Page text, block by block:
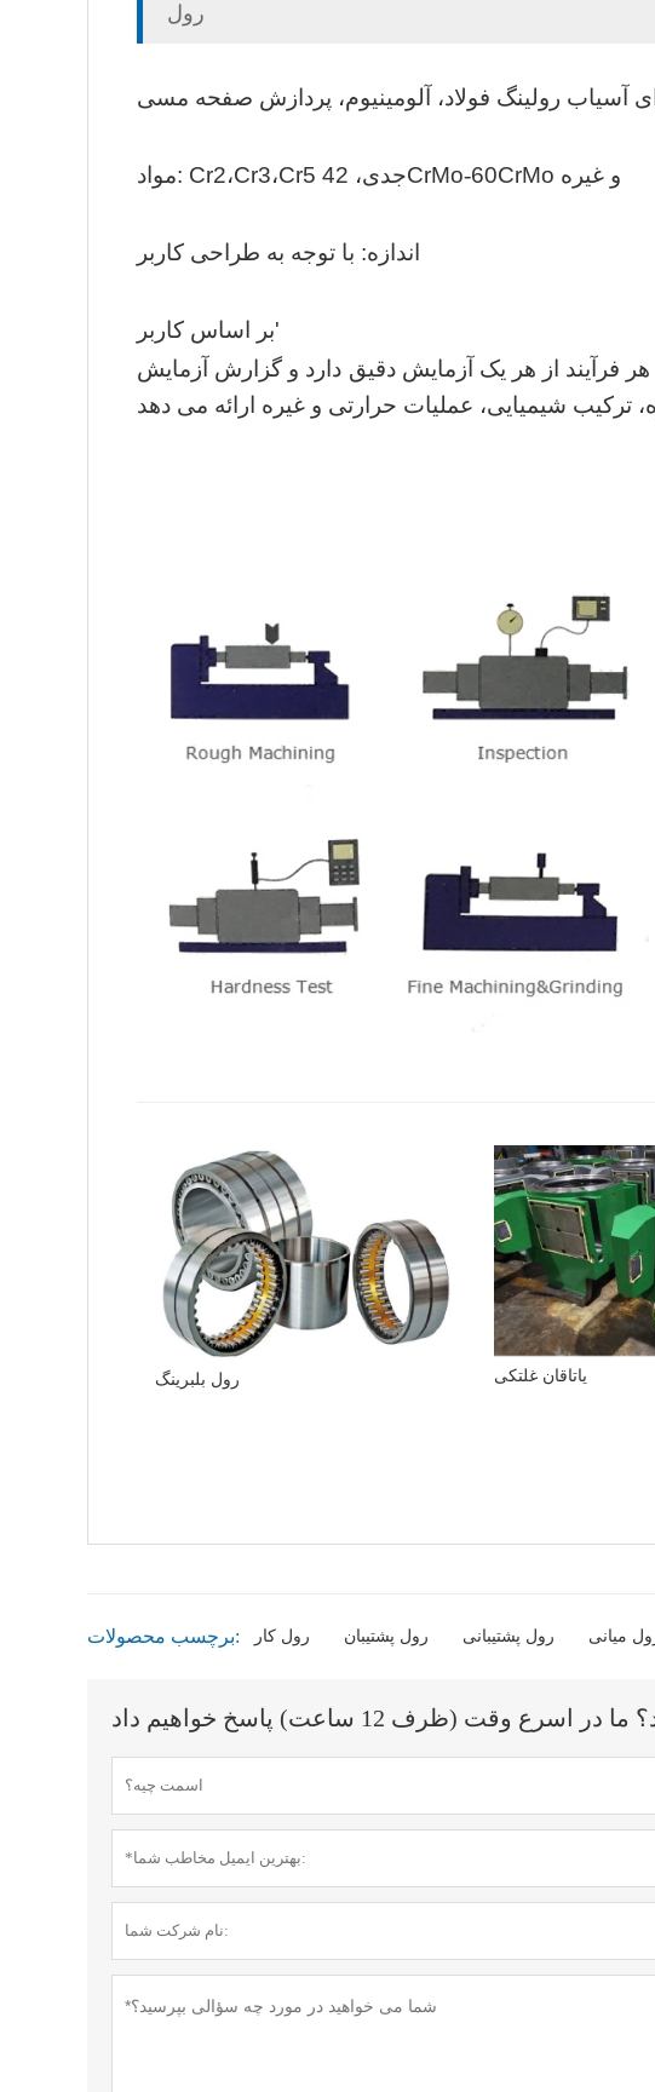
رول
مواد: Cr2،Cr3، Cr5 جدی، 42CrMo- 60CrMo و غیره
اندازه: با توجه به طراحی کاربر
بر اساس کاربر'
فرآیند از هر یک آزمایش دقیق دارد و گزارش آزمایش
رول بلبرینگ یاتاقان غلتکی
برچسب محصولات: رول کار رول پشتیبان رول پشتیبانی میانی
وقت (ظرف 12 ساعت) پاسخ خواهیم داد